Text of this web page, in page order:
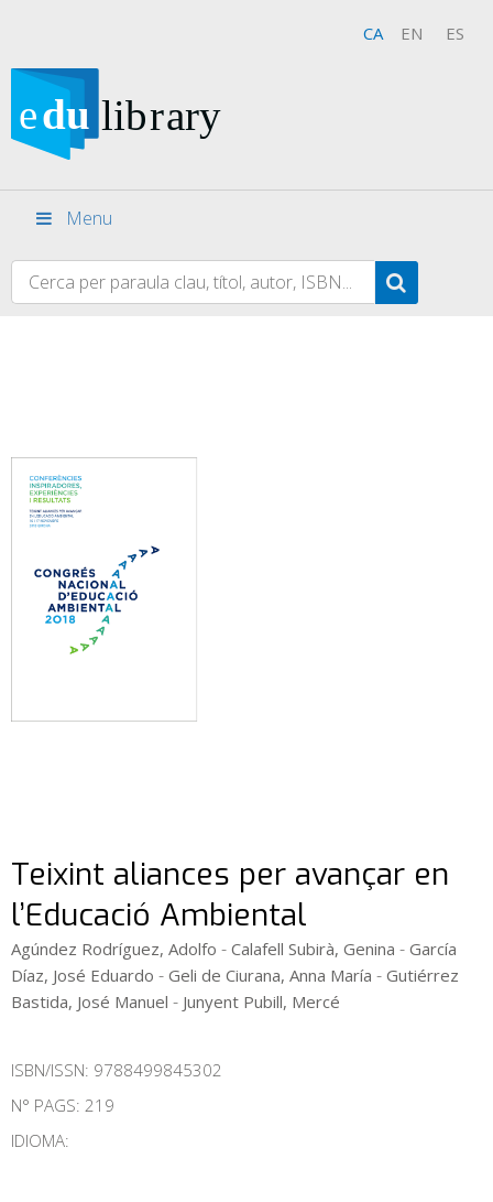
CA EN ES
Menu
Teixint aliances per avançar en
l’Educació Ambiental
Agúndez Rodríguez, Adolfo - Calafell Subirà, Genina - García
Díaz, José Eduardo - Geli de Ciurana, Anna María - Gutiérrez
Bastida, José Manuel - Junyent Pubill, Mercé
ISBN/ISSN: 9788499845302
N° PAGS: 219
IDIOMA: